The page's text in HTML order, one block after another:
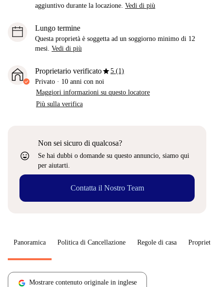
aggiuntivo durante la locazione. Vedi di più
Lungo termine
Questa proprietà è soggetta ad un soggiorno minimo di 12
mesi. Vedi di più
Proprietario verificatostar5 (1)
Privato · 10 anni con noi
Maggiori informazioni su questo locatore
Più sulla verifica
sentiment_very_satisfied
Non sei sicuro di qualcosa?
Se hai dubbi o domande su questo annuncio, siamo qui
per aiutarti.
Contatta il Nostro Team
Panoramica Politica di Cancellazione Regole di casa
Mostrare contenuto originale in inglese